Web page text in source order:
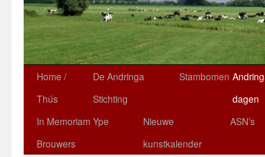
Home /
Thús
De Andringa
Stichting
Stambomen
dagen
In Memoriam Ype
Brouwers
Nieuwe
kunstkalender
ASN’s